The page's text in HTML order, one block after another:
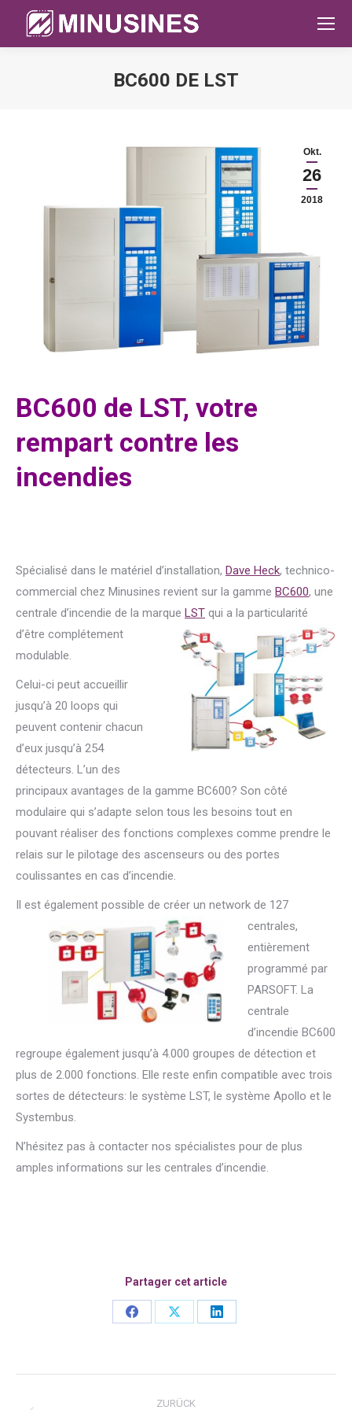
BC600 DE LST
Okt.
26
2018
BC600 de LST, votre
rempart contre les
incendies
Spécialisé dans le matériel d’installation, Dave Heck, technico-
commercial chez Minusines revient sur la gamme BC600, une
centrale d’incendie de la marque LST qui a la particularité
d’être complétement
modulable.
Celui-ci peut accueillir
jusqu’à 20 loops qui
peuvent contenir chacun
d’eux jusqu’à 254
détecteurs. L’un des
principaux avantages de la gamme BC600? Son côté
modulaire qui s’adapte selon tous les besoins tout en
pouvant réaliser des fonctions complexes comme prendre le
relais sur le pilotage des ascenseurs ou des portes
coulissantes en cas d’incendie.
Il est également possib le de créer un network de 127
centrales,
entièrement
programmé par
PARSOFT. La
centrale
d’incendie BC600
regroupe également jusqu’à 4.000 groupes de détection et
plus de 2.000 fonctions. Elle reste enfin compatible avec trois
sortes de détecteurs: le système LST, le système Apollo et le
Systembus.
N’hésitez pas à contacter nos spécialistes pour de plus
amples informations sur les centrales d’incendie.
Partager cet article
Share
Share
Share
Kommentarnavigation
ZURÜCK